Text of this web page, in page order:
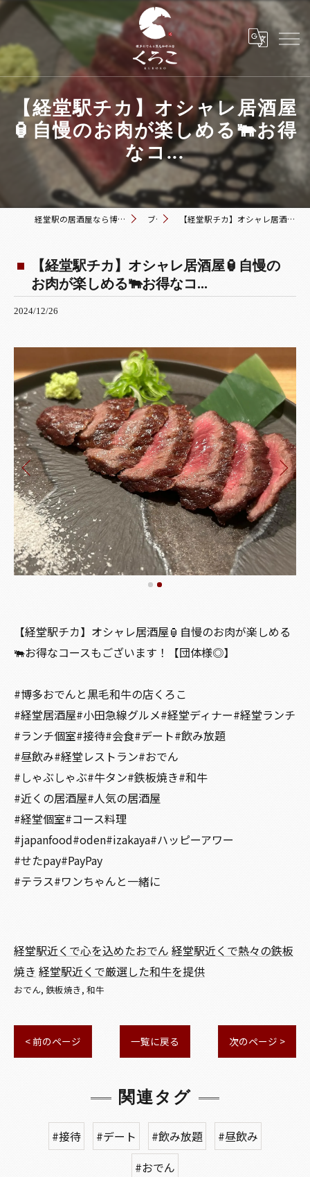
【経堂駅チカ】オシャレ居酒屋
🏮自慢のお肉が楽しめる🐃お得
なコ...
経堂駅の居酒屋なら博多おでんと黒毛和牛の店 くろこ ブログ 【経堂駅チカ】オシャレ居酒屋🏮自慢のお肉が楽しめる🐃お得なコ...
【経堂駅チカ】オシャレ居酒屋🏮自慢の
お肉が楽しめる🐃お得なコ...
2024/12/26
【経堂駅チカ】オシャレ居酒屋🏮自慢のお肉が楽しめる
🐃お得なコースもございます！【団体様◎】
#博多おでんと黒毛和牛の店くろこ
#経堂居酒屋#小田急線グルメ#経堂ディナー#経堂ランチ
#ランチ個室#接待#会食#デート#飲み放題
#昼飲み#経堂レストラン#おでん
#しゃぶしゃぶ#牛タン#鉄板焼き#和牛
#近くの居酒屋#人気の居酒屋
#経堂個室#コース料理
#japanfood#oden#izakaya#ハッピーアワー
#せたpay#PayPay
#テラス#ワンちゃんと一緒に
経堂駅近くで心を込めたおでん 経堂駅近くで熱々の鉄板
焼き 経堂駅近くで厳選した和牛を提供
おでん 鉄板焼き 和牛
< 前のページ 一覧に戻る 次のページ >
関連タグ
#接待 #デート #飲み放題
#昼飲み
#おでん